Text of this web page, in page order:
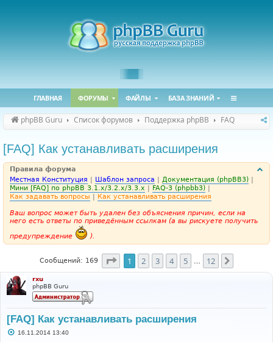
ГЛАВНАЯ ФОРУМЫ ФАЙЛЫ БАЗА ЗНАНИЙ
phpBB Guru Список форумов Поддержка phpBB FAQ
[FAQ] Как устанавливать расширения
Правила форума
Местная Конституция | Шаблон запроса | Документация (phpBB3) |
Мини [FAQ] по phpBB 3.1.x/3.2.x/3.3.x | FAQ-3 (phpbb3) |
Как задавать вопросы | Как устанавливать расширения
Ваш вопрос может быть удален без объяснения причин, если на
него есть ответы по приведённым ссылкам (а вы рискуете получить
предупреждение
).
Сообщений: 169 Страница 1 из12
1 2 3 4 5 12
rxu
phpBB Guru
[FAQ] Как устанавливать расширения
С16.11.2014 13:40